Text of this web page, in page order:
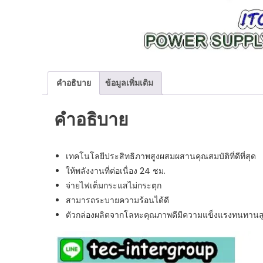
คำอธิบาย ข้อมูลเพิ่มเติม
คำอธิบาย
เทคโนโลยีประสิทธิภาพสูงผสมผสานคุณสมบัติที่ดีที่สุด
ให้พลังงานที่ต่อเนื่อง 24 ชม.
จ่ายไฟเต็มกระแสไม่กระตุก
สามารถระบายความร้อนได้ดี
ตัวกล่องผลิตจากโลหะคุณภาพดีมีความแข็งแรงทนทาน